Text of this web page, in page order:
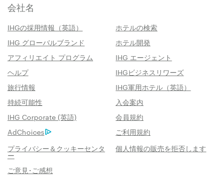
会社名
IHGの採用情報（英語）
ホテルの検索
IHG グローバルブランド
ホテル開発
アフィリエイト プログラム
IHG エージェント
ヘルプ
IHGビジネスリワーズ
旅行情報
IHG軍用ホテル（英語）
持続可能性
入会案内
IHG Corporate (英語)
会員規約
AdChoices
ご利用規約
プライバシー＆クッキーセンタ
ー
個人情報の販売を拒否します
ご意見･ご感想